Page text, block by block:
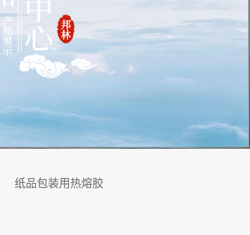
纸品包装用热熔胶